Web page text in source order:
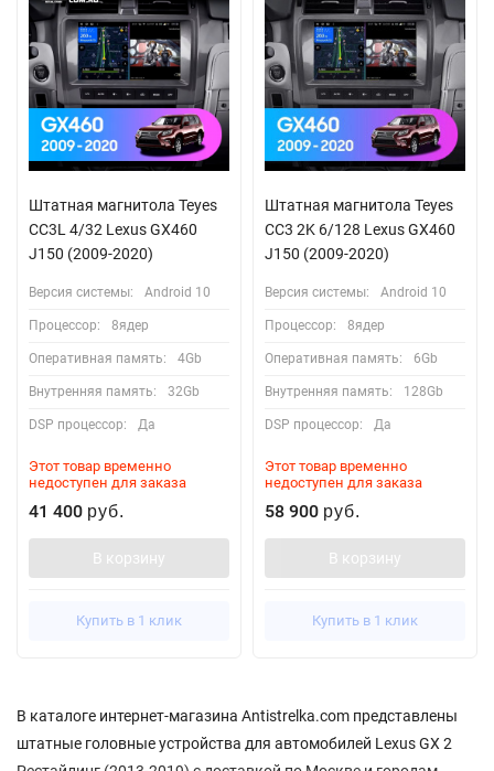
Штатная магнитола Teyes
CC3L 4/32 Lexus GX460
J150 (2009-2020)
Версия системы: Android 10
Процессор: 8ядер
Оперативная память: 4Gb
Внутренняя память: 32Gb
DSP процессор: Да
Этот товар временно
недоступен для заказа
41 400 руб.
В корзину
Купить в 1 клик
Штатная магнитола Teyes
CC3 2K 6/128 Lexus GX460
J150 (2009-2020)
Версия системы: Android 10
Процессор: 8ядер
Оперативная память: 6Gb
Внутренняя память: 128Gb
DSP процессор: Да
Этот товар временно
недоступен для заказа
58 900 руб.
В корзину
Купить в 1 клик
В каталоге интернет-магазина Antistrelka.com представлены
штатные головные устройства для автомобилей Lexus GX 2